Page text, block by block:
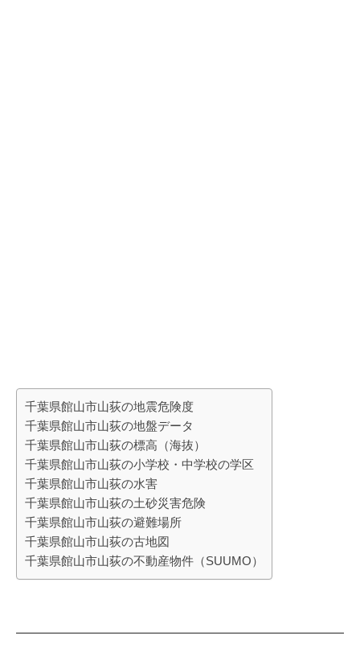
千葉県館山市山荻の地震危険度
千葉県館山市山荻の地盤データ
千葉県館山市山荻の標高（海抜）
千葉県館山市山荻の小学校・中学校の学区
千葉県館山市山荻の水害
千葉県館山市山荻の土砂災害危険
千葉県館山市山荻の避難場所
千葉県館山市山荻の古地図
千葉県館山市山荻の不動産物件（SUUMO）